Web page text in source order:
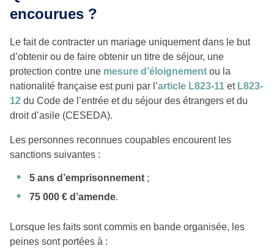
encourues ?
Le fait de contracter un mariage uniquement dans le but
d’obtenir ou de faire obtenir un titre de séjour, une
protection contre une mesure d’éloignement ou la
nationalité française est puni par l’article L823-11 et L823-
12 du Code de l’entrée et du séjour des étrangers et du
droit d’asile (CESEDA).
Les personnes reconnues coupables encourent les
sanctions suivantes :
5 ans d’emprisonnement ;
75 000 € d’amende.
Lorsque les faits sont commis en bande organisée, les
peines sont portées à :